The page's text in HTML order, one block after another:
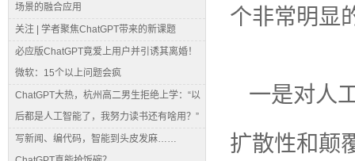
场景的融合应用
关注 | 学者聚焦ChatGPT带来的新课题
必应版ChatGPT竟爱上用户并引诱其离婚！
微软：15个以上问题会疯
ChatGPT大热，杭州高二男生拒绝上学：“以
后都是人工智能了，我努力读书还有啥用？”
写新闻、编代码，智能到头皮发麻……
个非常明显
一是对人
扩散性和颠